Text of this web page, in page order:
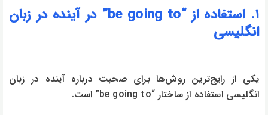
۱. استفاده از “be going to” در آینده در زبان
انگلیسی
یکی از رایج‌ترین روش‌ها برای صحبت درباره آینده در زبان
انگلیسی استفاده از ساختار “be going to” است.